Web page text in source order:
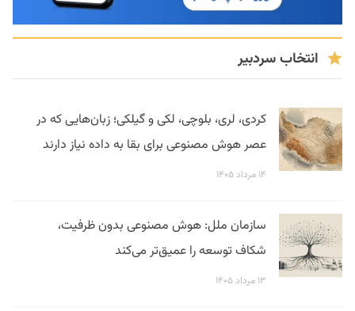
انتخاب سردبیر
کردی، لری، بلوچی، لکی و گیلکی؛ زبان‌هایی که در
عصر هوش مصنوعی برای بقا به داده نیاز دارند
۱۴ مرداد ۱۴۰۵
سازمان ملل: هوش مصنوعی بدون ظرفیت،
شکاف توسعه را عمیق‌تر می‌کند
۱۳ مرداد ۱۴۰۵